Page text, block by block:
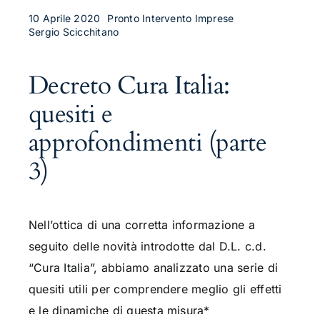
10 Aprile 2020
Pronto Intervento Imprese
Sergio Scicchitano
Decreto Cura Italia:
quesiti e
approfondimenti (parte
3)
Nell’ottica di una corretta informazione a
seguito delle novità introdotte dal D.L. c.d.
“Cura Italia”, abbiamo analizzato una serie di
quesiti utili per comprendere meglio gli effetti
e le dinamiche di questa misura*